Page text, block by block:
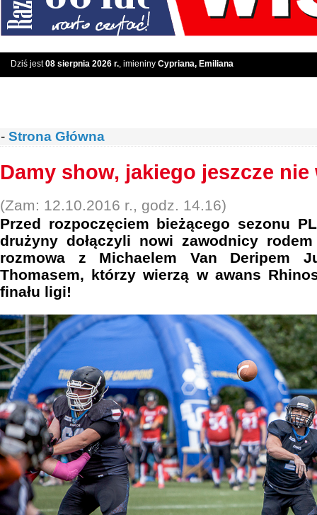
Dziś jest08 sierpnia 2026 r., imieniny Cypriana, Emiliana
- Strona Główna
Damy show, jakiego jeszcze
(Zam: 12.10.2016 r., godz. 14.16)
Przed rozpoczęciem bieżącego sezonu
drużyny dołączyli nowi zawodnicy
rozmowa z Michaelem Van Deripem
Thomasem, którzy wierzą w awans
finału ligi!